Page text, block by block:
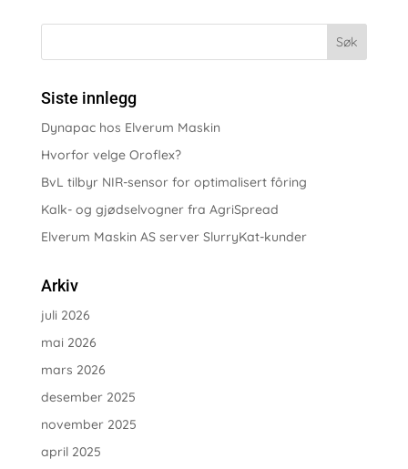
Siste innlegg
Dynapac hos Elverum Maskin
Hvorfor velge Oroflex?
BvL tilbyr NIR-sensor for optimalisert fôring
Kalk- og gjødselvogner fra AgriSpread
Elverum Maskin AS server SlurryKat-kunder
Arkiv
juli 2026
mai 2026
mars 2026
desember 2025
november 2025
april 2025